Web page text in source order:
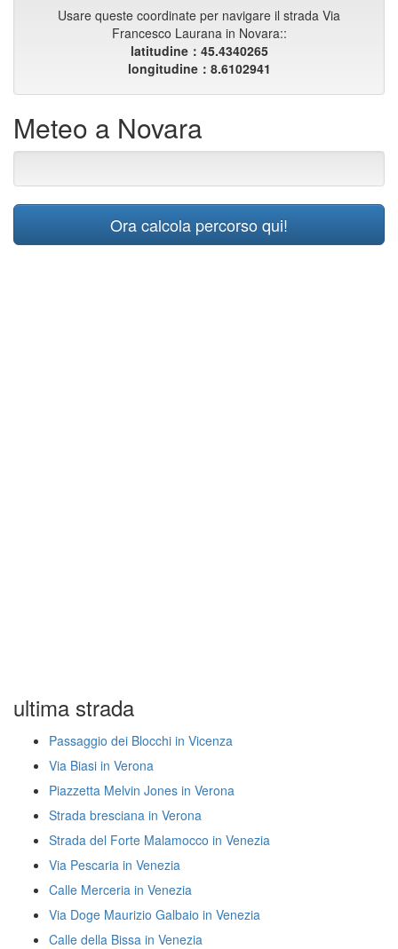
Usare queste coordinate per navigare il strada Via
Francesco Laurana in Novara::
latitudine：45.4340265
longitudine：8.6102941
Meteo a Novara
Ora calcola percorso qui!
ultima strada
Passaggio dei Blocchi in Vicenza
Via Biasi in Verona
Piazzetta Melvin Jones in Verona
Strada bresciana in Verona
Strada del Forte Malamocco in Venezia
Via Pescaria in Venezia
Calle Merceria in Venezia
Via Doge Maurizio Galbaio in Venezia
Calle della Bissa in Venezia